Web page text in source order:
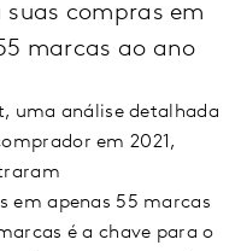
compras em
marcas ao ano
uma análise detalhada
em 2021,
em apenas 55 marcas
é a chave para o